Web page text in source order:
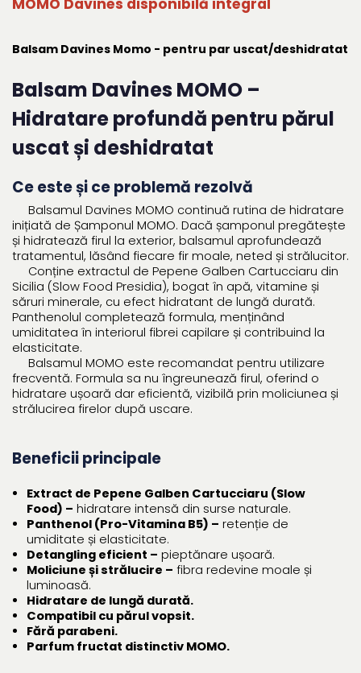
MOMO Davines disponibilă integral
Balsam Davines Momo - pentru par uscat/deshidratat
Balsam Davines MOMO –
Hidratare profundă pentru părul
uscat și deshidratat
Ce este și ce problemă rezolvă
Balsamul Davines MOMO continuă rutina de hidratare
inițiată de Șamponul MOMO. Dacă șamponul pregătește
și hidratează firul la exterior, balsamul aprofundează
tratamentul, lăsând fiecare fir moale, neted și strălucitor.
Conține extractul de Pepene Galben Cartucciaru din
Sicilia (Slow Food Presidia), bogat în apă, vitamine și
săruri minerale, cu efect hidratant de lungă durată.
Panthenolul completează formula, menținând
umiditatea în interiorul fibrei capilare și contribuind la
elasticitate.
Balsamul MOMO este recomandat pentru utilizare
frecventă. Formula sa nu îngreunează firul, oferind o
hidratare ușoară dar eficientă, vizibilă prin moliciunea și
strălucirea firelor după uscare.
Beneficii principale
Extract de Pepene Galben Cartucciaru (Slow
Food) – hidratare intensă din surse naturale.
Panthenol (Pro-Vitamina B5) – retenție de
umiditate și elasticitate.
Detangling eficient – pieptănare ușoară.
Moliciune și strălucire – fibra redevine moale și
luminoasă.
Hidratare de lungă durată.
Compatibil cu părul vopsit.
Fără parabeni.
Parfum fructat distinctiv MOMO.